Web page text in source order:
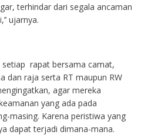
terhindar dari segala ancaman
ujarnya.
setiap rapat bersama camat,
dan raja serta RT maupun RW
agar mereka
yang ada pada
masing. Karena peristiwa yang
dapat terjadi dimana-mana.